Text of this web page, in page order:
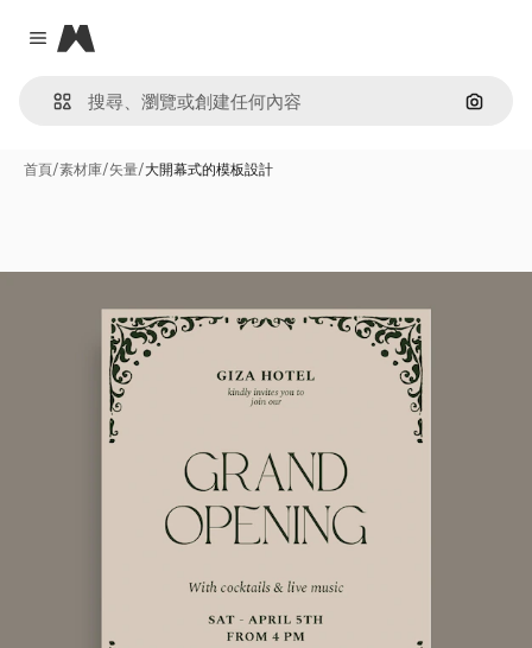
Close menu
Magnific
通過圖
首頁/素材庫/矢量/大開幕式的模板設計